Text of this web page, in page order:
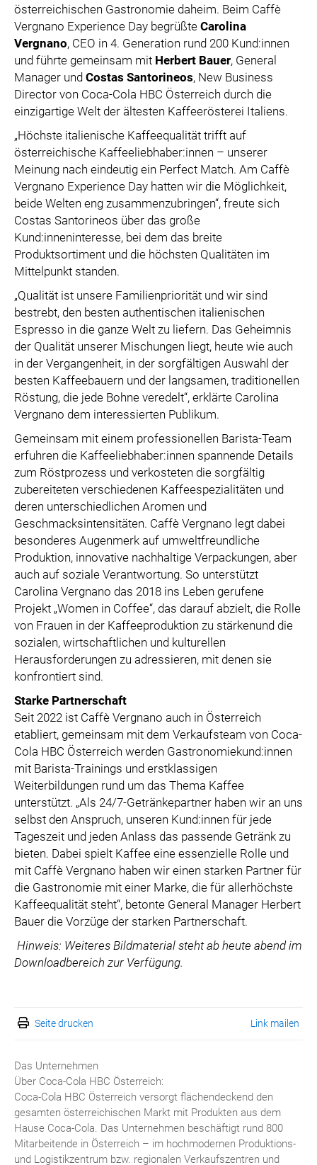
PRESSEKONTAKT
österreichischen Gastronomie daheim. Beim Caffè
Vergnano Experience Day begrüßte Carolina
Vergnano, CEO in 4. Generation rund 200 Kund:innen
und führte gemeinsam mit Herbert Bauer, General
Manager und Costas Santorineos, New Business
Director von Coca-Cola HBC Österreich durch die
einzigartige Welt der ältesten Kaffeerösterei Italiens.
„Höchste italienische Kaffeequalität trifft auf
österreichische Kaffeeliebhaber:innen – unserer
Meinung nach eindeutig ein Perfect Match. Am Caffè
Vergnano Experience Day hatten wir die Möglichkeit,
beide Welten eng zusammenzubringen“, freute sich
Costas Santorineos über das große
Kund:inneninteresse, bei dem das breite
Produktsortiment und die höchsten Qualitäten im
Mittelpunkt standen.
„Qualität ist unsere Familienpriorität und wir sind
bestrebt, den besten authentischen italienischen
Espresso in die ganze Welt zu liefern. Das Geheimnis
der Qualität unserer Mischungen liegt, heute wie auch
in der Vergangenheit, in der sorgfältigen Auswahl der
besten Kaffeebauern und der langsamen, traditionellen
Röstung, die jede Bohne veredelt“, erklärte Carolina
Vergnano dem interessierten Publikum.
Gemeinsam mit einem professionellen Barista-Team
erfuhren die Kaffeeliebhaber:innen spannende Details
zum Röstprozess und verkosteten die sorgfältig
zubereiteten verschiedenen Kaffeespezialitäten und
deren unterschiedlichen Aromen und
Geschmacksintensitäten. Caffè Vergnano legt dabei
besonderes Augenmerk auf umweltfreundliche
Produktion, innovative nachhaltige Verpackungen, aber
auch auf soziale Verantwortung. So unterstützt
Carolina Vergnano das 2018 ins Leben gerufene
Projekt „Women in Coffee“, das darauf abzielt, die Rolle
von Frauen in der Kaffeeproduktion zu stärkenund die
sozialen, wirtschaftlichen und kulturellen
Herausforderungen zu adressieren, mit denen sie
konfrontiert sind.
Starke Partnerschaft
Seit 2022 ist Caffè Vergnano auch in Österreich
etabliert, gemeinsam mit dem Verkaufsteam von Coca-
Cola HBC Österreich werden Gastronomiekund:innen
mit Barista-Trainings und erstklassigen
Weiterbildungen rund um das Thema Kaffee
unterstützt. „Als 24/7-Getränkepartner haben wir an uns
selbst den Anspruch, unseren Kund:innen für jede
Tageszeit und jeden Anlass das passende Getränk zu
bieten. Dabei spielt Kaffee eine essenzielle Rolle und
mit Caffè Vergnano haben wir einen starken Partner für
die Gastronomie mit einer Marke, die für allerhöchste
Kaffeequalität steht“, betonte General Manager Herbert
Bauer die Vorzüge der starken Partnerschaft.
Hinweis: Weiteres Bildmaterial steht ab heute abend im
Downloadbereich zur Verfügung.
Seite drucken Link mailen
Das Unternehmen
Über Coca-Cola HBC Österreich:
Coca-Cola HBC Österreich versorgt flächendeckend den
gesamten österreichischen Markt mit Produkten aus dem
Hause Coca-Cola. Das Unternehmen beschäftigt rund 800
Mitarbeitende in Österreich – im hochmodernen Produktions-
und Logistikzentrum bzw. regionalen Verkaufszentren und